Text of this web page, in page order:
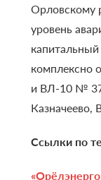
Орловскому
уровень
комплексно
и ВЛ-10 № 37
Казначеево,
Ссылки по